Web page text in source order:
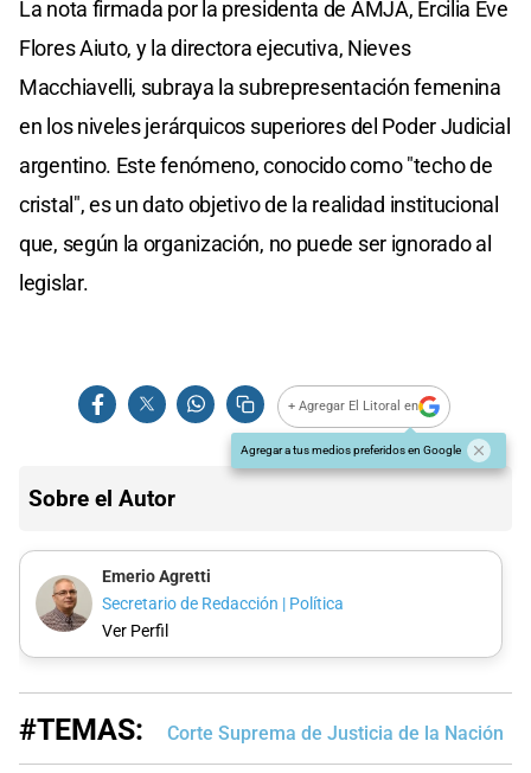
La nota firmada por la presidenta de AMJA, Ercilia Eve
Flores Aiuto, y la directora ejecutiva, Nieves
Macchiavelli, subraya la subrepresentación femenina
en los niveles jerárquicos superiores del Poder Judicial
argentino. Este fenómeno, conocido como "techo de
cristal", es un dato objetivo de la realidad institucional
que, según la organización, no puede ser ignorado al
legislar.
+ Agregar El Litoral en
Agregar a tus medios preferidos en Google
Sobre el Autor
Emerio Agretti
Secretario de Redacción | Política
Ver Perfil
#TEMAS: Corte Suprema de Justicia de la Nación